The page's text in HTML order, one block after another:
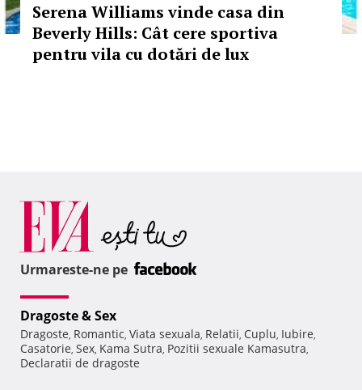
Serena Williams vinde casa din
Beverly Hills: Cât cere sportiva
pentru vila cu dotări de lux
Urmareste-ne pe
Dragoste & Sex
Dragoste, Romantic, Viata sexuala, Relatii, Cuplu, Iubire,
Casatorie, Sex, Kama Sutra, Pozitii sexuale Kamasutra,
Declaratii de dragoste